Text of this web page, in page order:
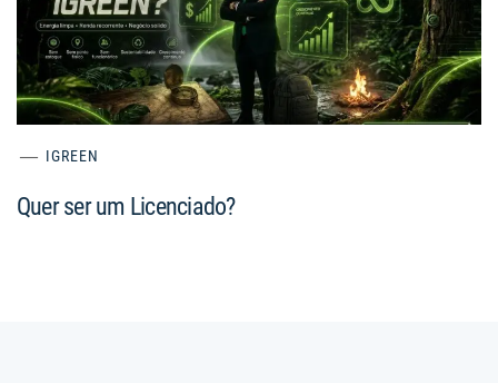
IGREEN
Quer ser um Licenciado?